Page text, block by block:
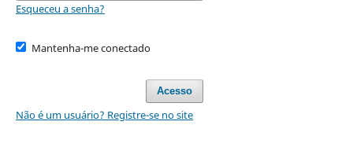
Esqueceu a senha?
Mantenha-me conectado
Acesso
Não é um usuário? Registre-se no site